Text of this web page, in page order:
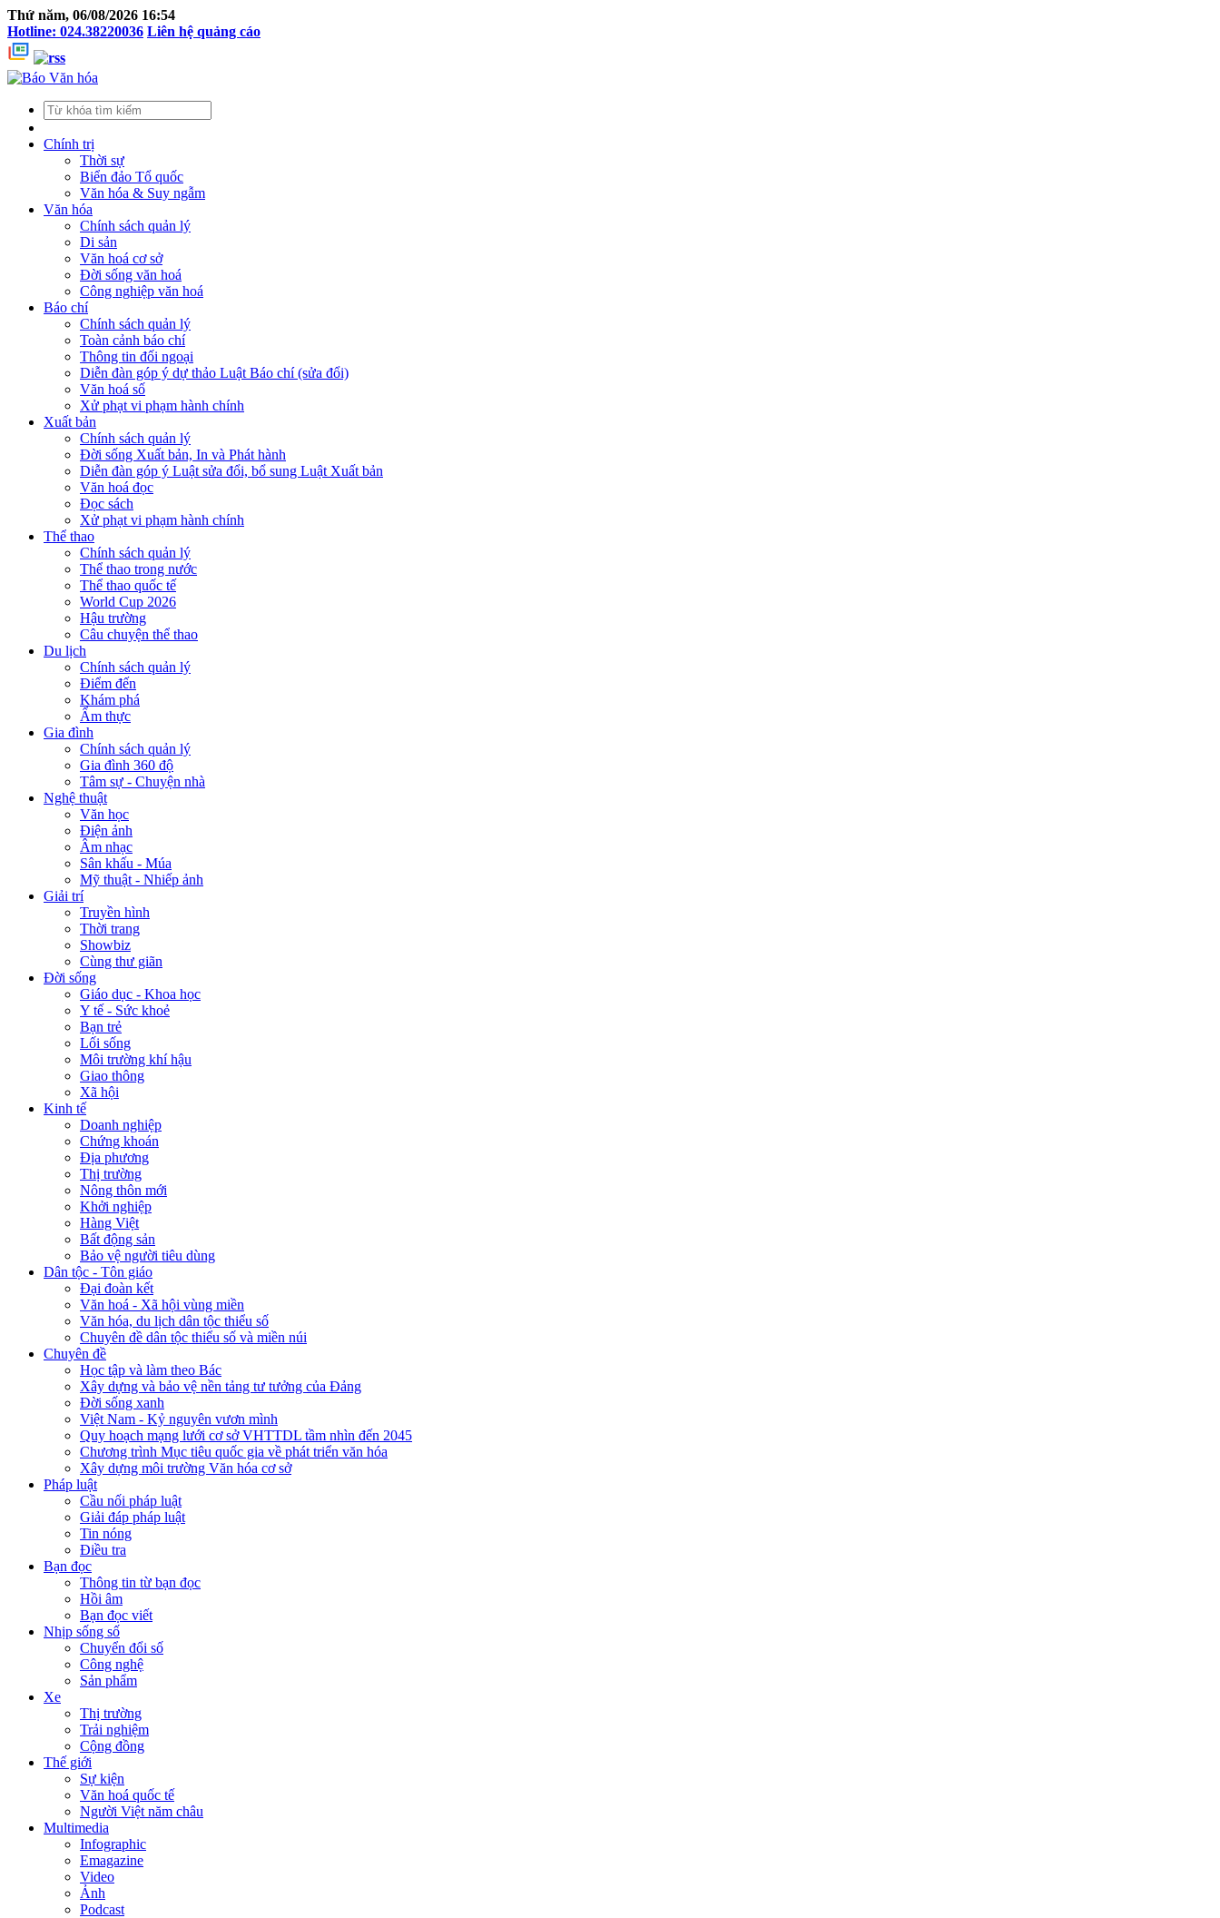
Thứ năm, 06/08/2026 16:54
Hotline: 024.38220036 Liên hệ quảng cáo
Chính trị
Thời sự
Biển đảo Tổ quốc
Văn hóa & Suy ngẫm
Văn hóa
Chính sách quản lý
Di sản
Văn hoá cơ sở
Đời sống văn hoá
Công nghiệp văn hoá
Báo chí
Chính sách quản lý
Toàn cảnh báo chí
Thông tin đối ngoại
Diễn đàn góp ý dự thảo Luật Báo chí (sửa đổi)
Văn hoá số
Xử phạt vi phạm hành chính
Xuất bản
Chính sách quản lý
Đời sống Xuất bản, In và Phát hành
Diễn đàn góp ý Luật sửa đổi, bổ sung Luật Xuất bản
Văn hoá đọc
Đọc sách
Xử phạt vi phạm hành chính
Thể thao
Chính sách quản lý
Thể thao trong nước
Thể thao quốc tế
World Cup 2026
Hậu trường
Câu chuyện thể thao
Du lịch
Chính sách quản lý
Điểm đến
Khám phá
Ẩm thực
Gia đình
Chính sách quản lý
Gia đình 360 độ
Tâm sự - Chuyện nhà
Nghệ thuật
Văn học
Điện ảnh
Âm nhạc
Sân khấu - Múa
Mỹ thuật - Nhiếp ảnh
Giải trí
Truyền hình
Thời trang
Showbiz
Cùng thư giãn
Đời sống
Giáo dục - Khoa học
Y tế - Sức khoẻ
Bạn trẻ
Lối sống
Môi trường khí hậu
Giao thông
Xã hội
Kinh tế
Doanh nghiệp
Chứng khoán
Địa phương
Thị trường
Nông thôn mới
Khởi nghiệp
Hàng Việt
Bất động sản
Bảo vệ người tiêu dùng
Dân tộc - Tôn giáo
Đại đoàn kết
Văn hoá - Xã hội vùng miền
Văn hóa, du lịch dân tộc thiểu số
Chuyên đề dân tộc thiểu số và miền núi
Chuyên đề
Học tập và làm theo Bác
Xây dựng và bảo vệ nền tảng tư tưởng của Đảng
Đời sống xanh
Việt Nam - Kỷ nguyên vươn mình
Quy hoạch mạng lưới cơ sở VHTTDL tầm nhìn đến 2045
Chương trình Mục tiêu quốc gia về phát triển văn hóa
Xây dựng môi trường Văn hóa cơ sở
Pháp luật
Cầu nối pháp luật
Giải đáp pháp luật
Tin nóng
Điều tra
Bạn đọc
Thông tin từ bạn đọc
Hồi âm
Bạn đọc viết
Nhịp sống số
Chuyển đổi số
Công nghệ
Sản phẩm
Xe
Thị trường
Trải nghiệm
Cộng đồng
Thế giới
Sự kiện
Văn hoá quốc tế
Người Việt năm châu
Multimedia
Infographic
Emagazine
Video
Ảnh
Podcast